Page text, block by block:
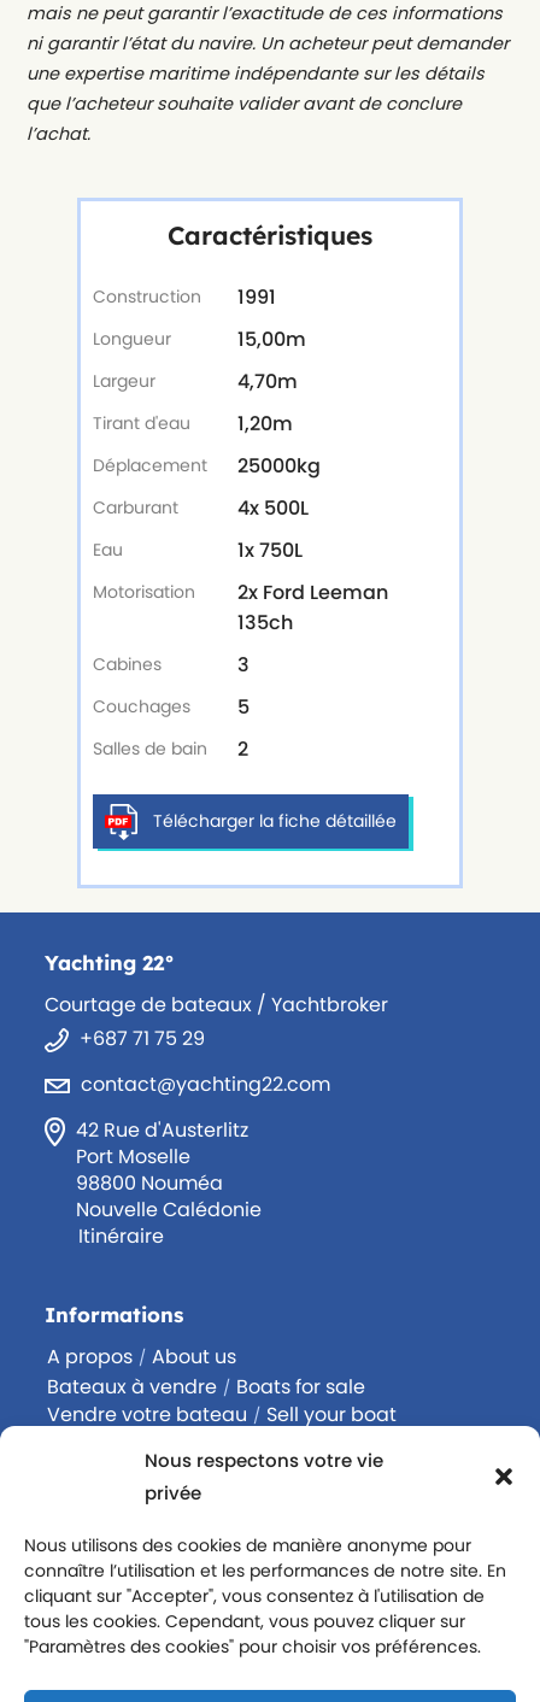
Nous respectons votre vie
privée
Nous utilisons des cookies de manière anonyme pour
connaître l’utilisation et les performances de notre site. En
cliquant sur "Accepter", vous consentez à l'utilisation de
tous les cookies. Cependant, vous pouvez cliquer sur
"Paramètres des cookies" pour choisir vos préférences.
Caractéristiques
Construction 1991
Longueur 15,00m
Largeur 4,70m
Tirant d'eau 1,20m
Déplacement 25000kg
Carburant 4x 500L
Eau 1x 750L
Motorisation
2x Ford Leeman
135ch
Cabines 3
Couchages 5
Salles de bain 2
Télécharger la fiche détaillée
mais ne peut garantir l’exactitude de ces informations
ni garantir l’état du navire. Un acheteur peut demander
une expertise maritime indépendante sur les détails
que l’acheteur souhaite valider avant de conclure
l’achat.
Yachting 22°
Courtage de bateaux / Yachtbroker
+687 71 75 29
contact@yachting22.com
42 Rue d'Austerlitz
Port Moselle
98800 Nouméa
Nouvelle Calédonie
Itinéraire
Informations
A propos / About us
Bateaux à vendre / Boats for sale
Vendre votre bateau / Sell your boat
Contactez-nous /Contact us
Rejoignez-nous
Politique de confidentialité
Mentions légales
Suivez-nous